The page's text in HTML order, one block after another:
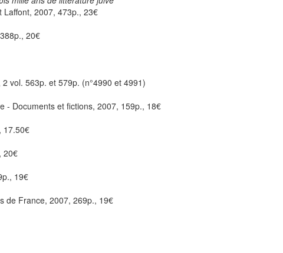
Laffont, 2007, 473p., 23€
20€
vol. 563p. et 579p. (n°4990 et 4991)
- Documents et fictions, 2007, 159p., 18€
17.50€
20€
19€
de France, 2007, 269p., 19€